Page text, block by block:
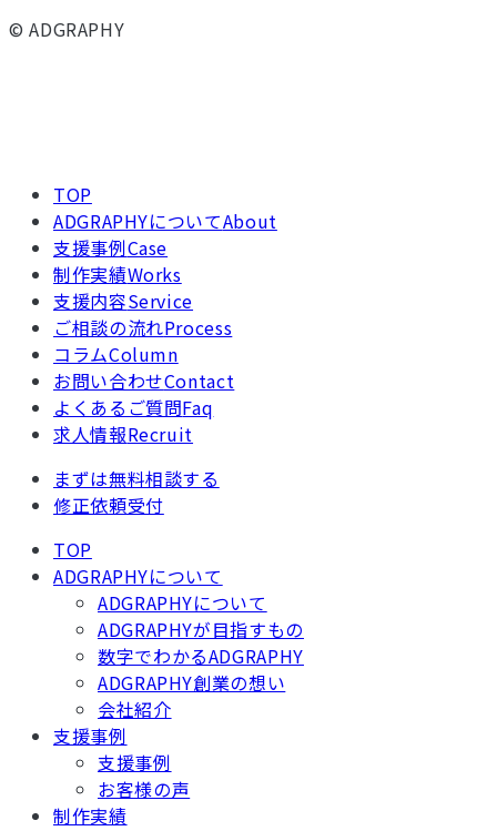
© ADGRAPHY
TOP
ADGRAPHYについてAbout
支援事例Case
制作実績Works
支援内容Service
ご相談の流れProcess
コラムColumn
お問い合わせContact
よくあるご質問Faq
求人情報Recruit
まずは無料相談する
修正依頼受付
TOP
ADGRAPHYについて
ADGRAPHYについて
ADGRAPHYが目指すもの
数字でわかるADGRAPHY
ADGRAPHY創業の想い
会社紹介
支援事例
支援事例
お客様の声
制作実績